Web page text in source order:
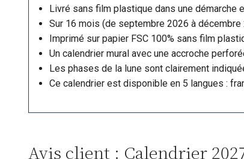
Livré sans film plastique dans une démarche
Sur 16 mois (de septembre 2026 à décembre
Imprimé sur papier FSC 100% sans film
Un calendrier mural avec une accroche
Les phases de la lune sont clairement
Ce calendrier est disponible en 5 langues :
Avis client : Calendrier